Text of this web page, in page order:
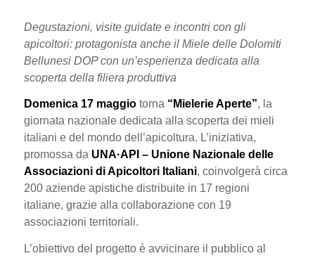
Degustazioni, visite guidate e incontri con gli
apicoltori: protagonista anche il Miele delle Dolomiti
Bellunesi DOP con un’esperienza dedicata alla
scoperta della filiera produttiva
Domenica 17 maggiotorna “Mielerie Aperte”, la
giornata nazionale dedicata alla scoperta dei mieli
italiani e del mondo dell’apicoltura. L’iniziativa,
promossa da UNA·API – Unione Nazionale delle
Associazioni di Apicoltori Italiani, coinvolgerà circa
200 aziende apistiche distribuite in 17 regioni
italiane, grazie alla collaborazione con 19
associazioni territoriali.
L’obiettivo del progetto è avvicinare il pubblico al